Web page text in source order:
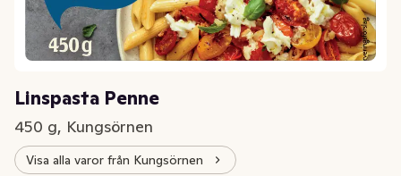
Linspasta Penne
450 g, Kungsörnen
Visa alla varor från Kungsörnen